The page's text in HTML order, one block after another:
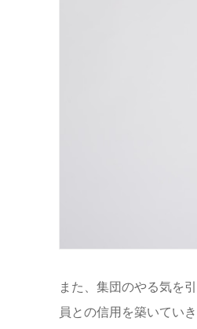
また、集団のやる気を
員との信用を築いてい